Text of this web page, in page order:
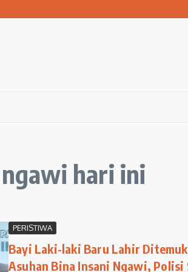
Ngawi Gelar Seminar Golden Parenting
hari ini
PERISTIWA
Bayi Laki-laki Baru Lahir
Asuhan Bina Insani Ngawi, Polisi